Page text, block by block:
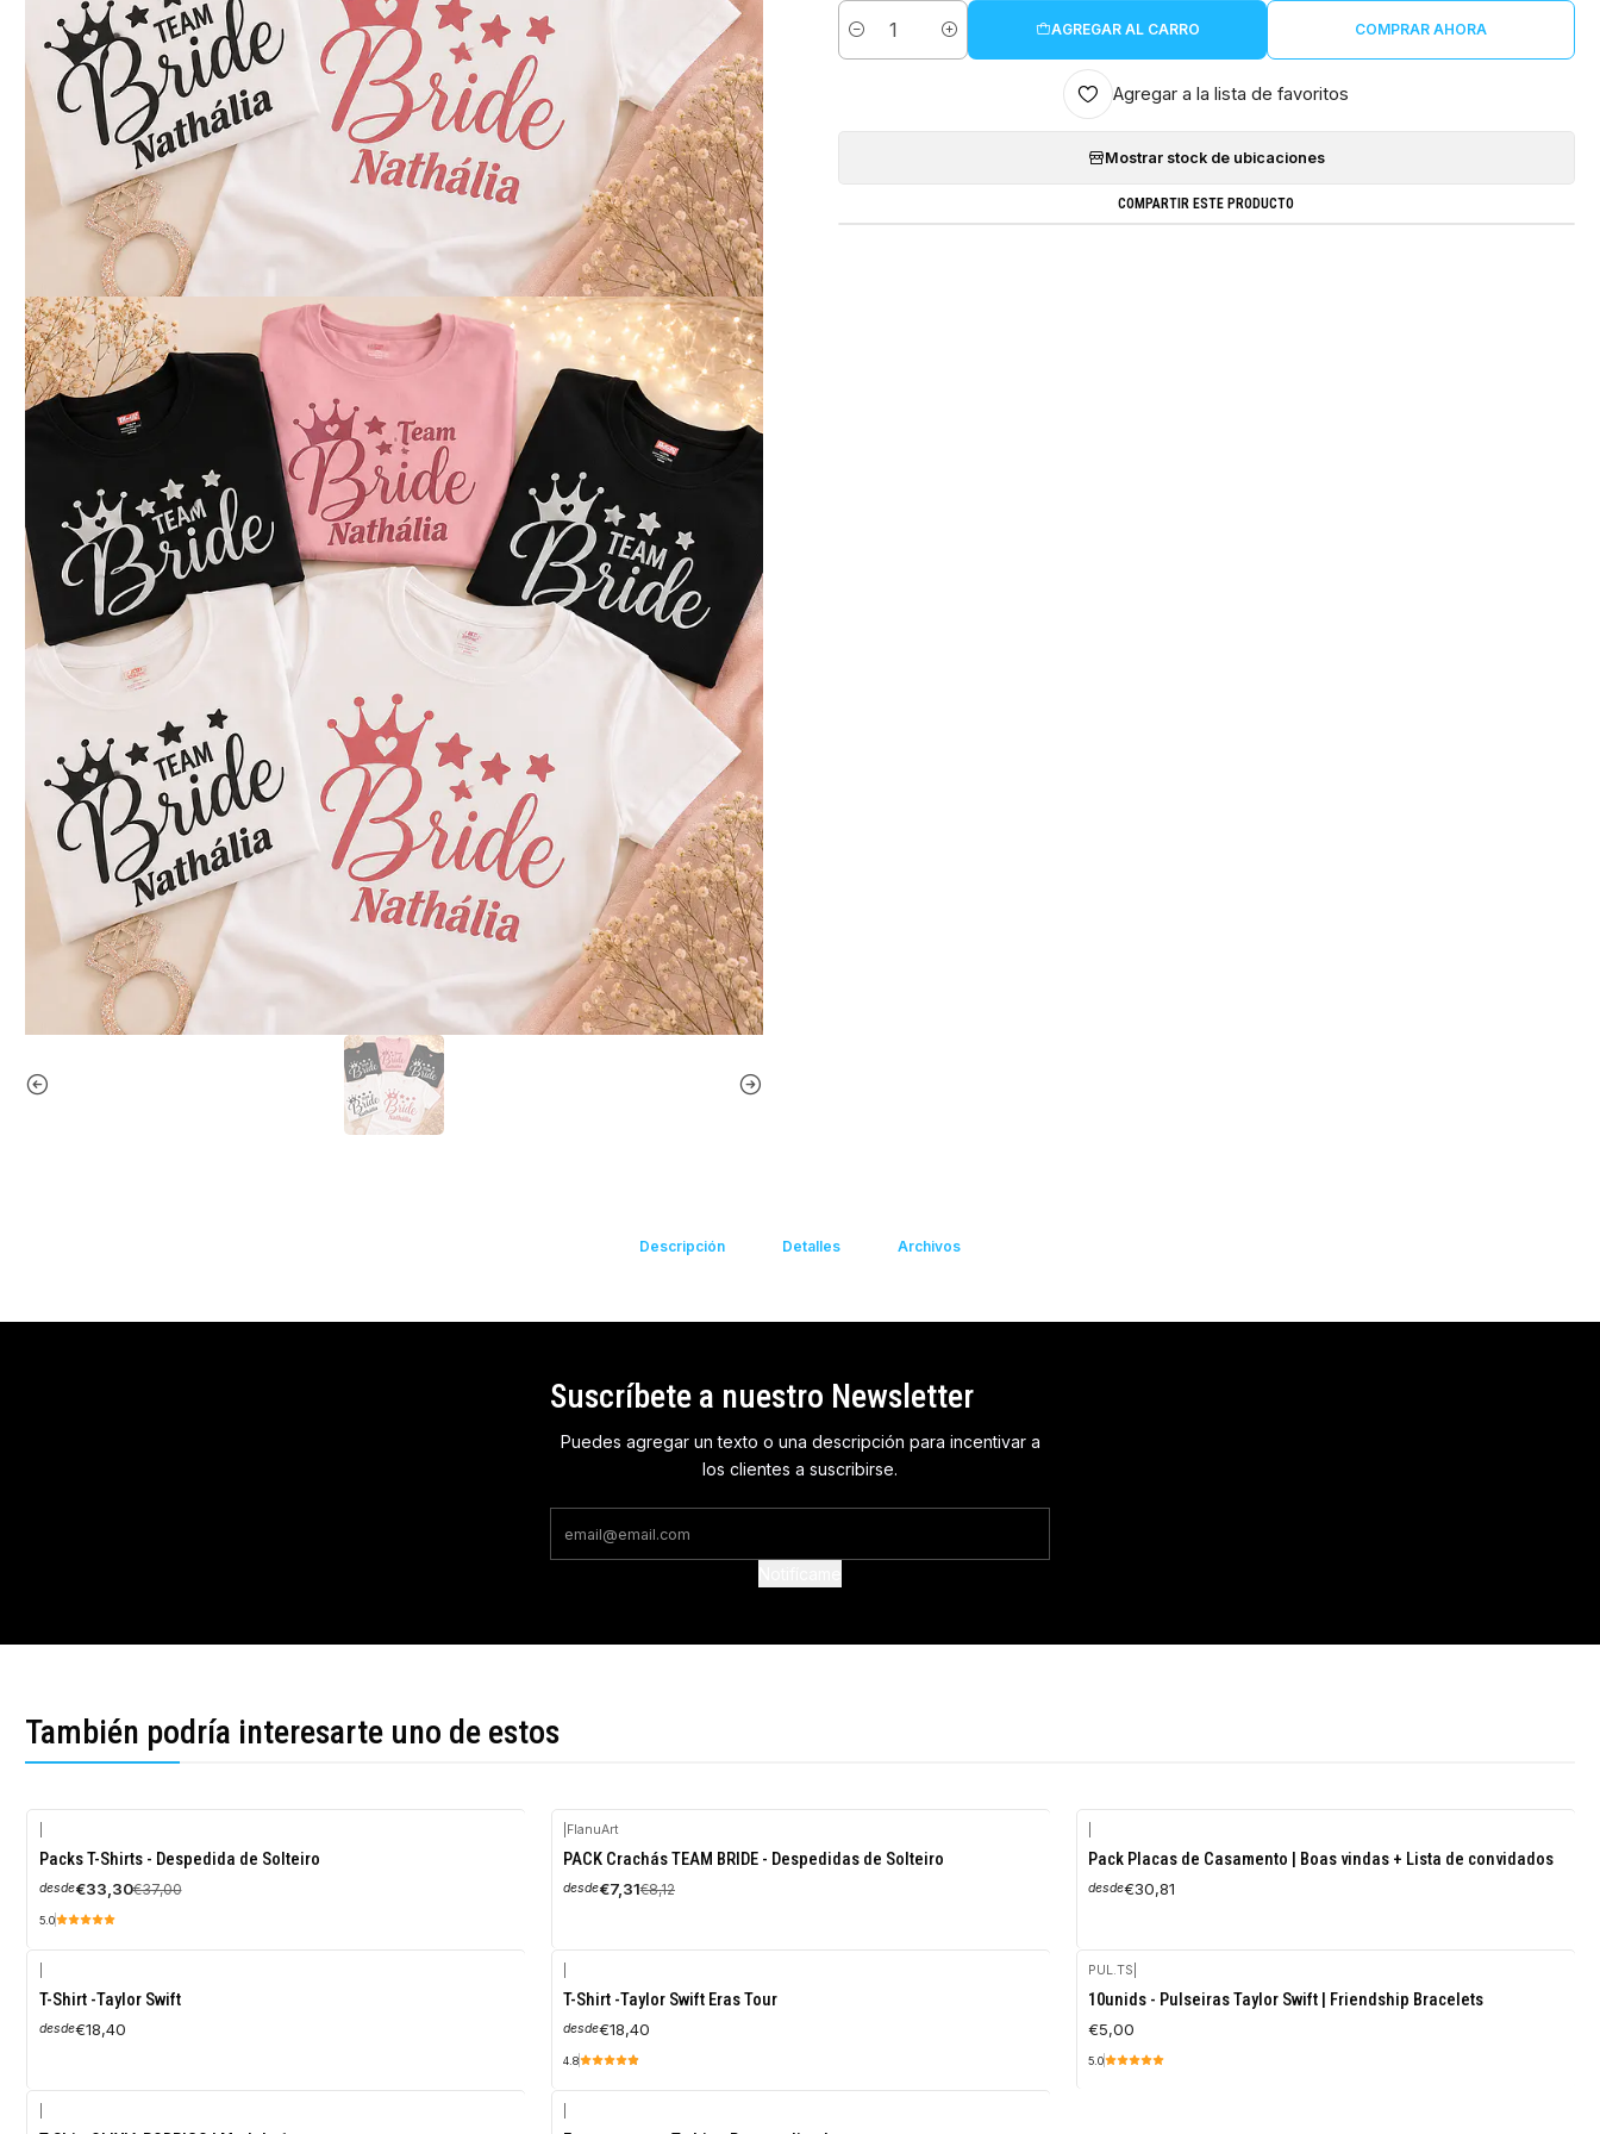
Cantidad
AGREGAR AL CARRO COMPRAR AHORA
Agregar a la lista de favoritos
Mostrar stock de ubicaciones
COMPARTIR ESTE PRODUCTO
Descripción Detalles Archivos
Suscríbete a nuestro Newsletter
Puedes agregar un texto o una descripción para incentivar a
los clientes a suscribirse.
También podría interesarte uno de estos
-10%
OFF
Packs T-Shirts - Despedida de Solteiro
desde€33,30€37,00
5.0
-10%
OFF
FlanuArt
PACK Crachás TEAM BRIDE - Despedidas de Solteiro
desde€7,31€8,12
Pack Placas de Casamento | Boas vindas + Lista de convidados
desde€30,81
T-Shirt -Taylor Swift
desde€18,40
T-Shirt -Taylor Swift Eras Tour
desde€18,40
4.8
PUL.TS
10unids - Pulseiras Taylor Swift | Friendship Bracelets
€5,00
5.0